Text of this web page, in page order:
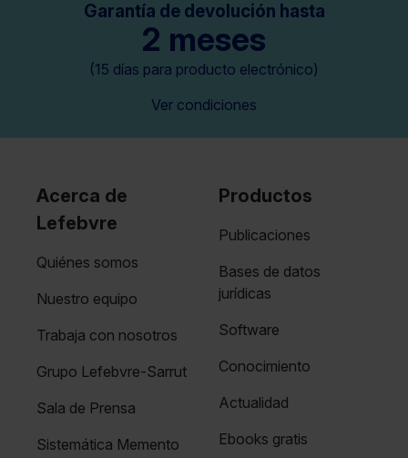
Garantía de devolución hasta
2 meses
(15 días para producto electrónico)
Ver condiciones
Acerca de
Lefebvre
Quiénes somos
Nuestro equipo
Trabaja con nosotros
Grupo Lefebvre-Sarrut
Sala de Prensa
Sistemática Memento
Productos
Publicaciones
Bases de datos
jurídicas
Software
Conocimiento
Actualidad
Ebooks gratis